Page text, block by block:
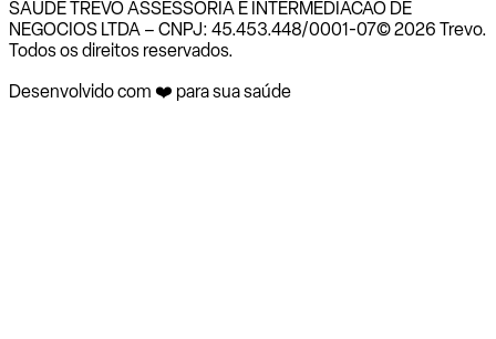
SAUDE TREVO ASSESSORIA E INTERMEDIACAO DE
NEGOCIOS LTDA – CNPJ: 45.453.448/0001-07© 2026 Trevo.
Todos os direitos reservados.
Desenvolvido com ❤️ para sua saúde